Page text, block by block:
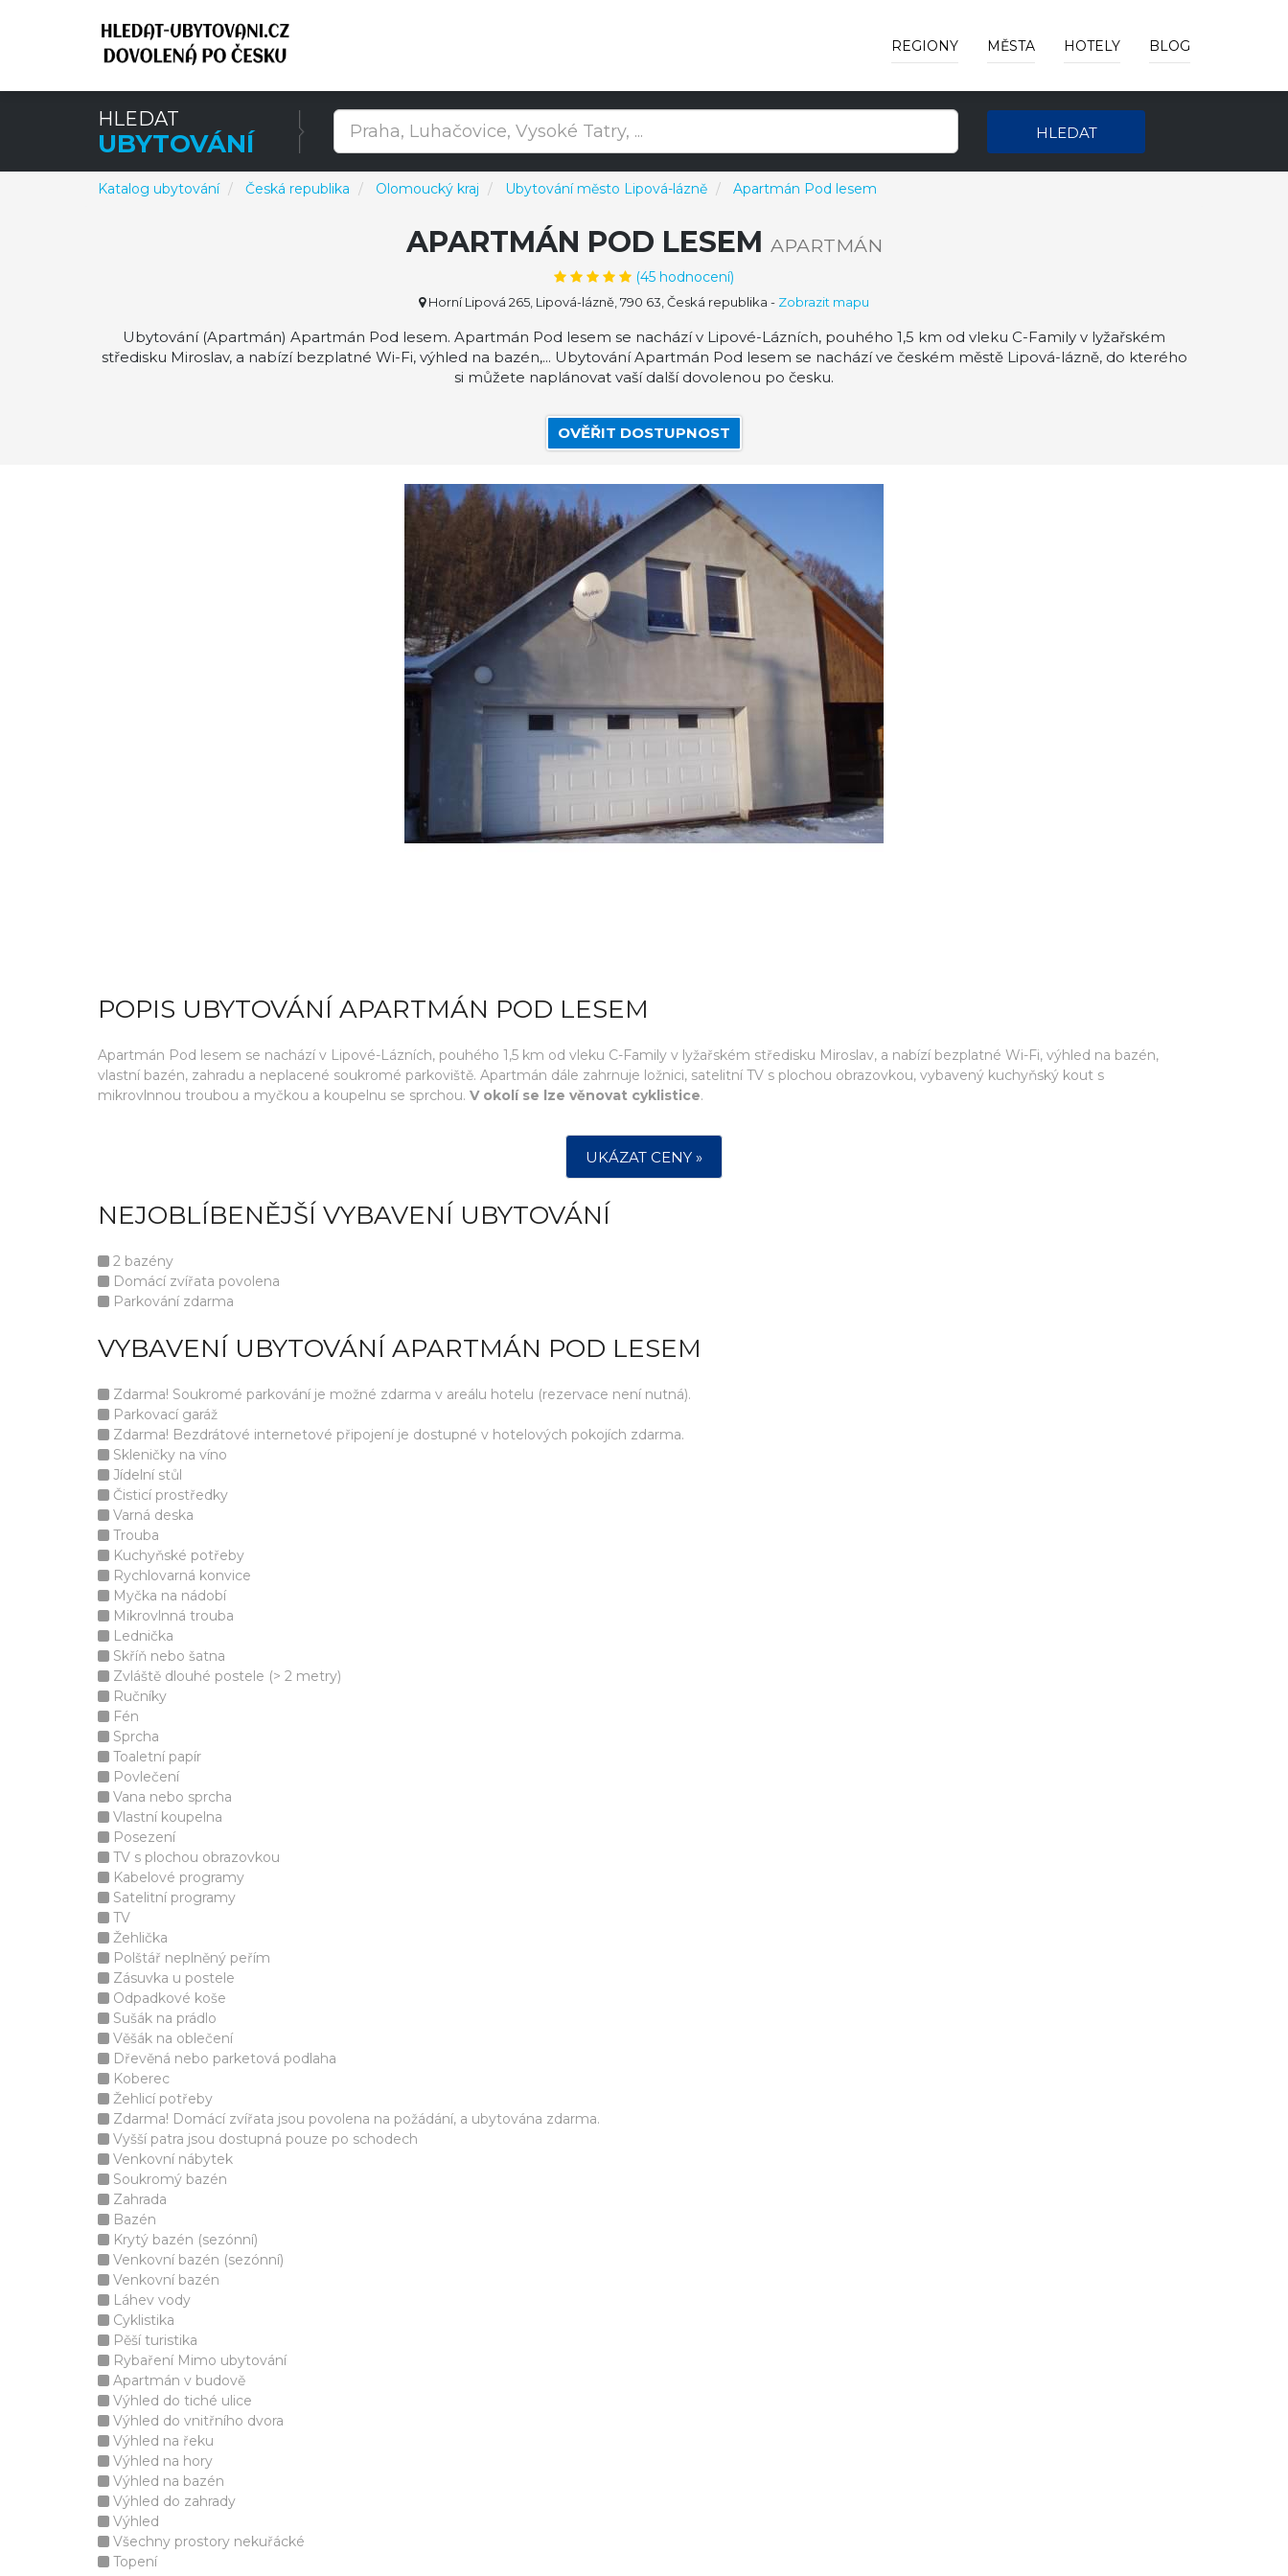
REGIONY MĚSTA HOTELY BLOG
HLEDAT
UBYTOVÁNÍ HLEDAT
Katalog ubytování Česká republika Olomoucký kraj Ubytování město Lipová-lázně Apartmán Pod lesem
APARTMÁN POD LESEM APARTMÁN
(45 hodnocení)
Horní Lipová 265, Lipová-lázně, 790 63, Česká republika - Zobrazit mapu
Ubytování (Apartmán) Apartmán Pod lesem. Apartmán Pod lesem se nachází v Lipové-Lázních, pouhého 1,5 km od vleku C-Family v lyžařském
středisku Miroslav, a nabízí bezplatné Wi-Fi, výhled na bazén,... Ubytování Apartmán Pod lesem se nachází ve českém městě Lipová-lázně, do kterého
si můžete naplánovat vaší další dovolenou po česku.
OVĚŘIT DOSTUPNOST
POPIS UBYTOVÁNÍ APARTMÁN POD LESEM
Apartmán Pod lesem se nachází v Lipové-Lázních, pouhého 1,5 km od vleku C-Family v lyžařském středisku Miroslav, a nabízí bezplatné Wi-Fi, výhled na bazén,
vlastní bazén, zahradu a neplacené soukromé parkoviště. Apartmán dále zahrnuje ložnici, satelitní TV s plochou obrazovkou, vybavený kuchyňský kout s
mikrovlnnou troubou a myčkou a koupelnu se sprchou. V okolí se lze věnovat cyklistice.
UKÁZAT CENY »
NEJOBLÍBENĚJŠÍ VYBAVENÍ UBYTOVÁNÍ
2 bazény
Domácí zvířata povolena
Parkování zdarma
VYBAVENÍ UBYTOVÁNÍ APARTMÁN POD LESEM
Zdarma! Soukromé parkování je možné zdarma v areálu hotelu (rezervace není nutná).
Parkovací garáž
Zdarma! Bezdrátové internetové připojení je dostupné v hotelových pokojích zdarma.
Skleničky na víno
Jídelní stůl
Čisticí prostředky
Varná deska
Trouba
Kuchyňské potřeby
Rychlovarná konvice
Myčka na nádobí
Mikrovlnná trouba
Lednička
Skříň nebo šatna
Zvláště dlouhé postele (> 2 metry)
Ručníky
Fén
Sprcha
Toaletní papír
Povlečení
Vana nebo sprcha
Vlastní koupelna
Posezení
TV s plochou obrazovkou
Kabelové programy
Satelitní programy
TV
Žehlička
Polštář neplněný peřím
Zásuvka u postele
Odpadkové koše
Sušák na prádlo
Věšák na oblečení
Dřevěná nebo parketová podlaha
Koberec
Žehlicí potřeby
Zdarma! Domácí zvířata jsou povolena na požádání, a ubytována zdarma.
Vyšší patra jsou dostupná pouze po schodech
Venkovní nábytek
Soukromý bazén
Zahrada
Bazén
Krytý bazén (sezónní)
Venkovní bazén (sezónní)
Venkovní bazén
Láhev vody
Cyklistika
Pěší turistika
Rybaření Mimo ubytování
Apartmán v budově
Výhled do tiché ulice
Výhled do vnitřního dvora
Výhled na řeku
Výhled na hory
Výhled na bazén
Výhled do zahrady
Výhled
Všechny prostory nekuřácké
Topení